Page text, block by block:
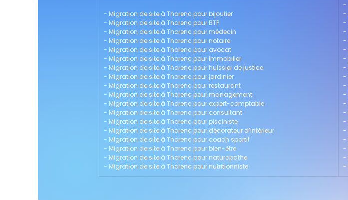
- Migration de site à Thorenc pour bijoutier
- Migration de site à Thorenc pour BTP
- Migration de site à Thorenc pour médecin
- Migration de site à Thorenc pour notaire
- Migration de site à Thorenc pour avocat
- Migration de site à Thorenc pour immobilier
- Migration de site à Thorenc pour huissier de justice
- Migration de site à Thorenc pour jardinier
- Migration de site à Thorenc pour restaurant
- Migration de site à Thorenc pour management
- Migration de site à Thorenc pour expert-comptable
- Migration de site à Thorenc pour consultant
- Migration de site à Thorenc pour pisciniste
- Migration de site à Thorenc pour décorateur d’intérieur
- Migration de site à Thorenc pour coach sportif
- Migration de site à Thorenc pour bien-être
- Migration de site à Thorenc pour naturopathe
- Migration de site à Thorenc pour nutritionniste
-
-
-
-
-
-
-
-
-
-
-
-
-
-
-
-
-
-
-